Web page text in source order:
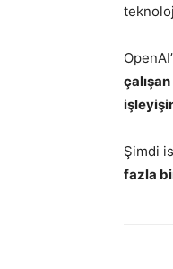
Şimdi
fazla